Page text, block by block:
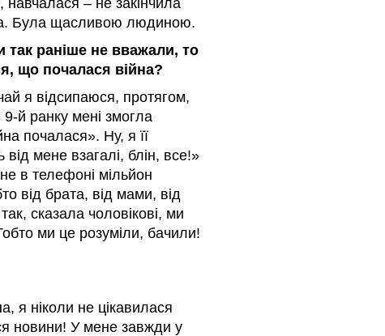
навчалася – не закінчила
Була щасливою людиною.
так раніше не вважали, то
що почалася війна?
я відсипаюся, протягом,
й ранку мені змогла
почалася». Ну, я її
мене взагалі, блін, все!»
в телефоні мільйон
від брата, від мами, від
сказала чоловікові, ми
ми це розуміли, бачили!
я ніколи не цікавилася
новини! У мене завжди у